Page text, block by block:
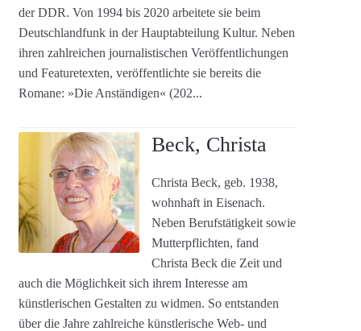
der DDR. Von 1994 bis 2020 arbeitete sie beim
Deutschlandfunk in der Hauptabteilung Kultur. Neben
ihren zahlreichen journalistischen Veröffentlichungen
und Featuretexten, veröffentlichte sie bereits die
Romane: »Die Anständigen« (202...
Beck, Christa
Christa Beck, geb. 1938,
wohnhaft in Eisenach.
Neben Berufstätigkeit sowie
Mutterpflichten, fand
Christa Beck die Zeit und
auch die Möglichkeit sich ihrem Interesse am
künstlerischen Gestalten zu widmen. So entstanden
über die Jahre zahlreiche künstlerische Web- und